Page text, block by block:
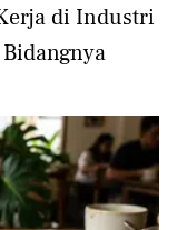
di Industri